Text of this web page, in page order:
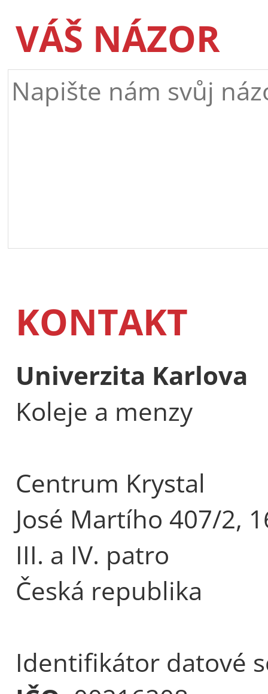
VÁŠ NÁZOR
KONTAKT
Univerzita Karlova
Koleje a menzy
Centrum Krystal
José Martího 407/2,
III. a IV. patro
Česká republika
Identifikátor datové